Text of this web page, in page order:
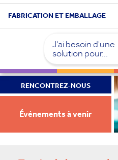
FABRICATION ET EMBALLAGE
J'ai besoin d'une
solution pour...
RENCONTREZ-NOUS
Événements à venir